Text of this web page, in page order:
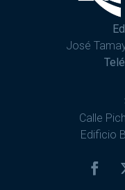
José
Calle
Edificio